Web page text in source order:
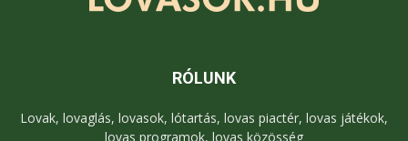
RÓLUNK
Lovak, lovaglás, lovasok, lótartás, lovas piactér, lovas játékok,
lovas programok, lovas közösség